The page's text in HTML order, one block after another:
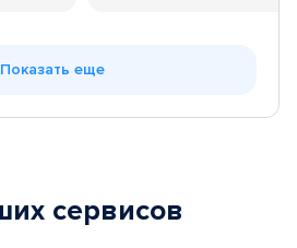
Показать еще
сервисов